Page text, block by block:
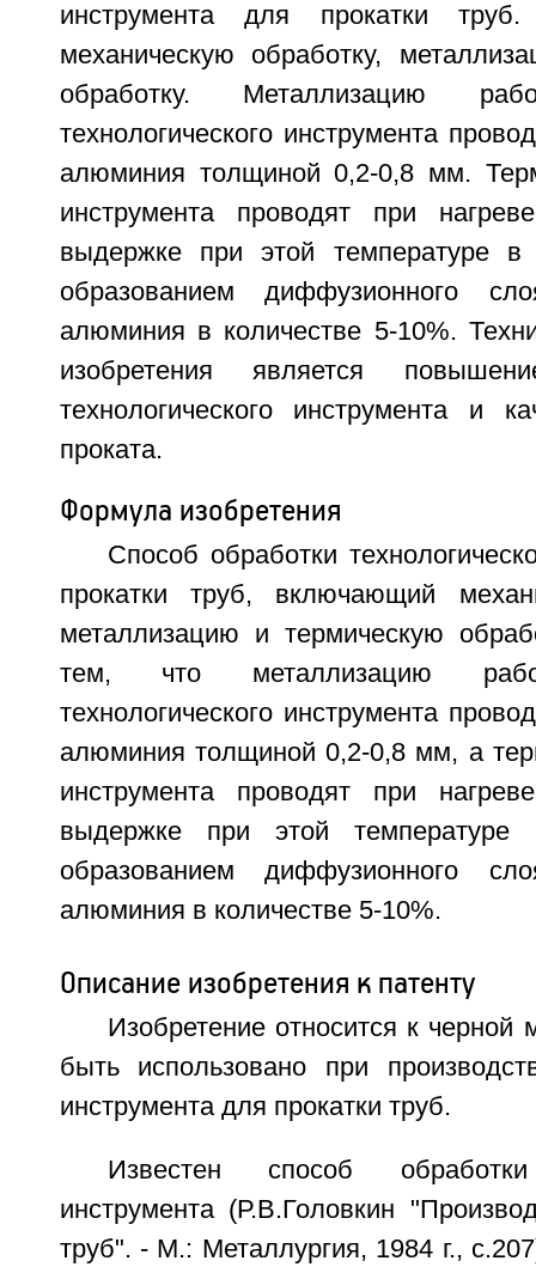
инструмента для прокатки
механическую обработку,
обработку. Металлизацию
технологического инструмента
алюминия толщиной 0,2-0,8 мм.
инструмента проводят при
выдержке при этой температуре
образованием диффузионного
алюминия в количестве 5-10%.
изобретения является
технологического инструмента и
проката.
Формула изобретения
Способ обработки
прокатки труб, включающий
металлизацию и термическую
тем, что металлизацию
технологического инструмента
алюминия толщиной 0,2-0,8 мм, а
инструмента проводят при
выдержке при этой
образованием диффузионного
алюминия в количестве 5-10%.
Описание изобретения к патенту
Изобретение относится к черной
быть использовано при
инструмента для прокатки труб.
Известен способ обработки
инструмента (Р.В.Головкин
труб". - М.: Металлургия, 1984 г.,